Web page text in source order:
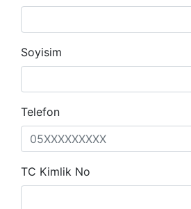
Soyisim
Telefon
TC Kimlik No